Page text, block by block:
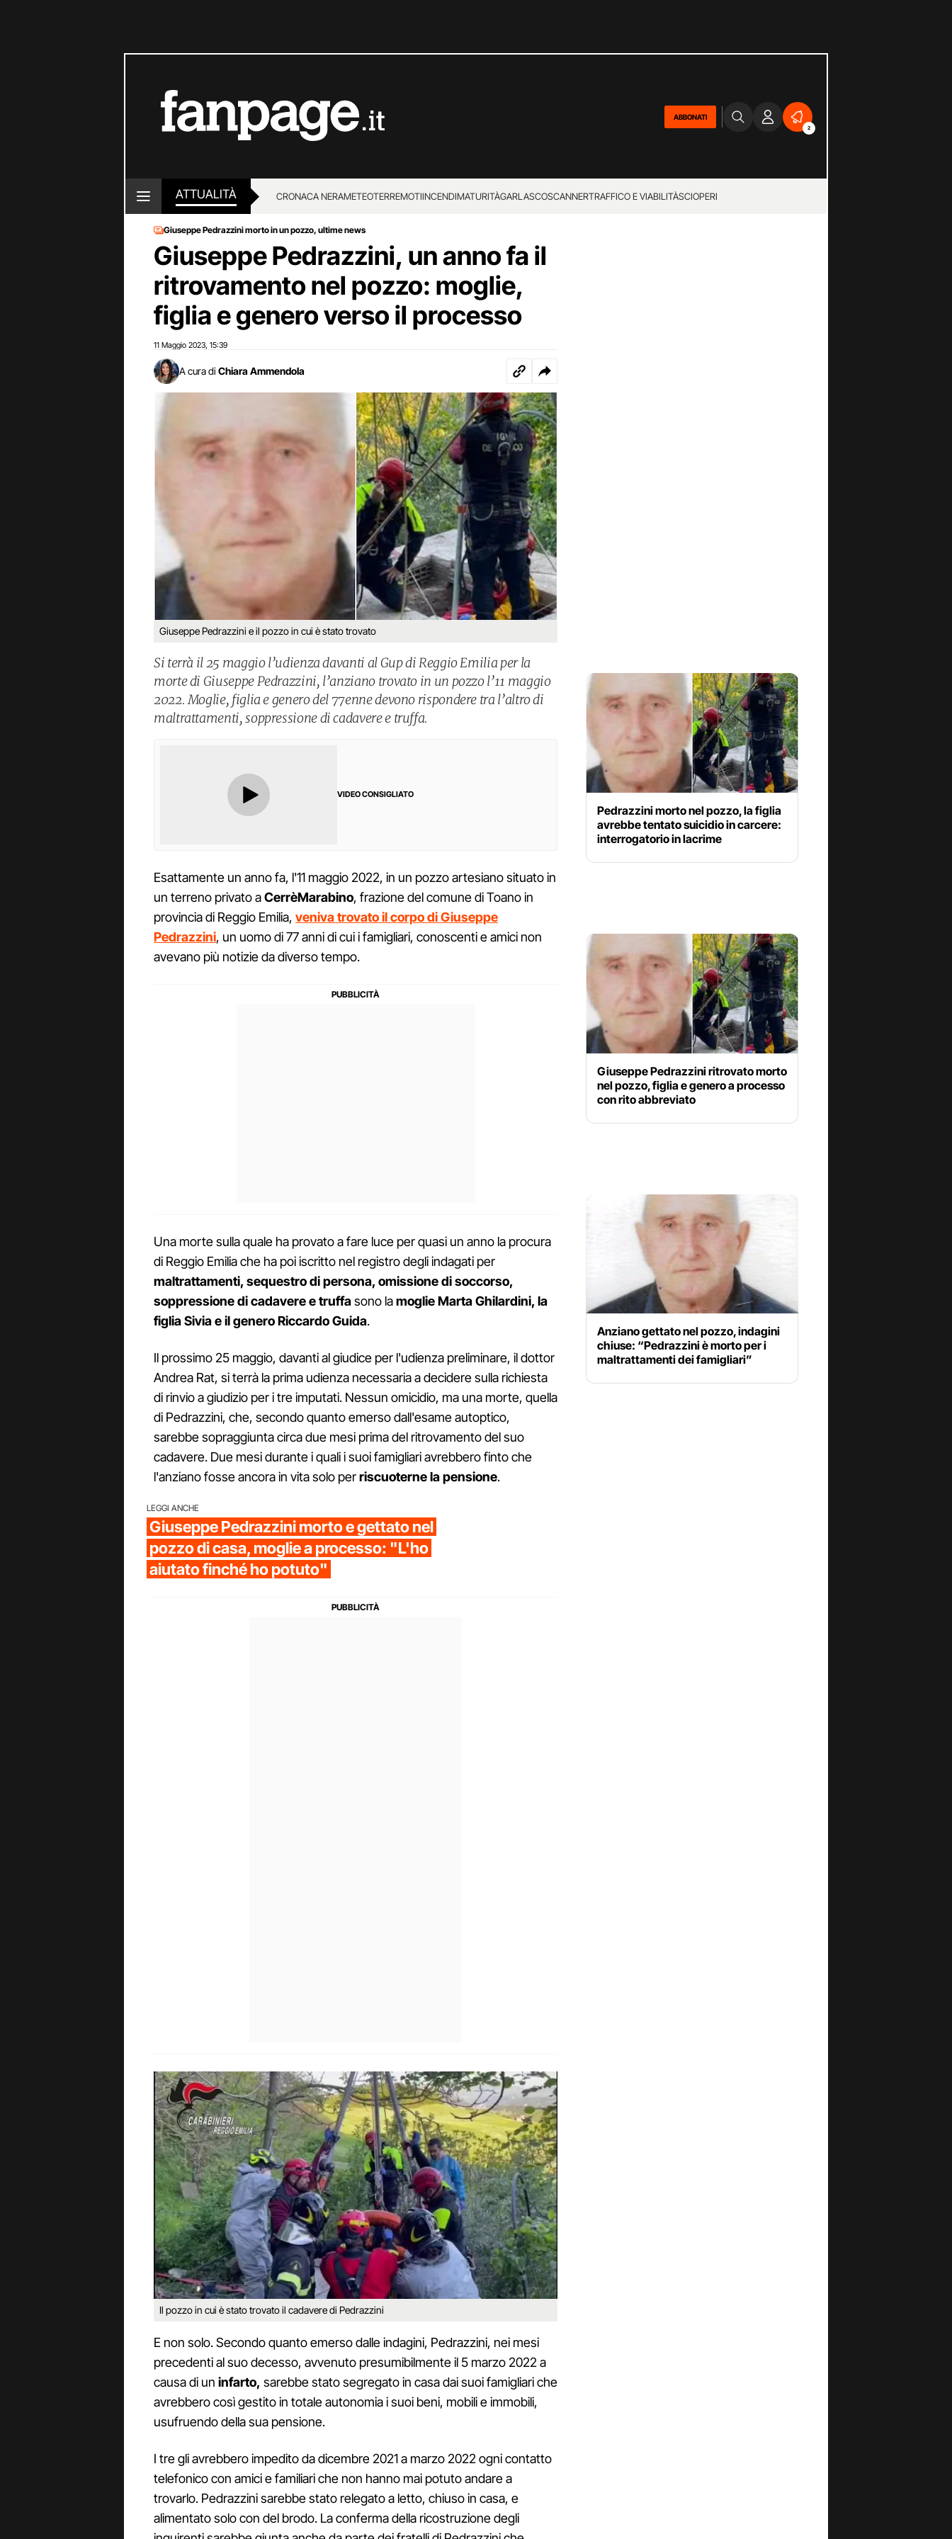
ABBONATI
2
ATTUALITÀ CRONACA NERAMETEOTERREMOTIINCENDIMATURITÀGARLASCOSCANNERTRAFFICO E VIABILITÀSCIOPERI
LOTTO E SUPERENALOTTO
Giuseppe Pedrazzini morto in un pozzo, ultime news
Giuseppe Pedrazzini, un anno fa il
ritrovamento nel pozzo: moglie,
figlia e genero verso il processo
11 Maggio 2023 15:39
A cura di Chiara Ammendola
Giuseppe Pedrazzini e il pozzo in cui è stato trovato
Si terrà il 25 maggio l’udienza davanti al Gup di Reggio Emilia per la
morte di Giuseppe Pedrazzini, l’anziano trovato in un pozzo l’11 maggio
2022. Moglie, figlia e genero del 77enne devono rispondere tra l’altro di
maltrattamenti, soppressione di cadavere e truffa.
VIDEO CONSIGLIATO
Esattamente un anno fa, l'11 maggio 2022, in un pozzo artesiano situato in
un terreno privato aCerrèMarabino, frazione del comune di Toano in
provincia di Reggio Emilia, veniva trovato il corpo di Giuseppe
Pedrazzini, un uomo di 77 anni di cui i famigliari, conoscenti e amici non
avevano più notizie da diverso tempo.
Una morte sulla quale ha provato a fare luce per quasi un anno la procura
di Reggio Emilia che ha poi iscritto nel registro degli indagati per
maltrattamenti, sequestro di persona, omissione di soccorso,
soppressione di cadavere e truffasono lamoglie Marta Ghilardini, la
figlia Sivia e il genero Riccardo Guida.
Il prossimo 25 maggio, davanti al giudice per l'udienza preliminare, il dottor
Andrea Rat, si terrà la prima udienza necessaria a decidere sulla richiesta
di rinvio a giudizio per i tre imputati. Nessun omicidio, ma una morte, quella
di Pedrazzini, che, secondo quanto emerso dall'esame autoptico,
sarebbe sopraggiunta circa due mesi prima del ritrovamento del suo
cadavere. Due mesi durante i quali i suoi famigliari avrebbero finto che
l'anziano fosse ancora in vita solo perriscuoterne la pensione.
LEGGI ANCHE
Giuseppe Pedrazzini morto e gettato nel
pozzo di casa, moglie a processo: "L'ho
aiutato finché ho potuto"
Il pozzo in cui è stato trovato il cadavere di Pedrazzini
E non solo. Secondo quanto emerso dalle indagini, Pedrazzini, nei mesi
precedenti al suo decesso, avvenuto presumibilmente il 5 marzo 2022 a
causa di un infarto, sarebbe stato segregato in casa dai suoi famigliari che
avrebbero così gestito in totale autonomia i suoi beni, mobili e immobili,
usufruendo della sua pensione.
I tre gli avrebbero impedito da dicembre 2021 a marzo 2022 ogni contatto
telefonico con amici e familiari che non hanno mai potuto andare a
trovarlo. Pedrazzini sarebbe stato relegato a letto, chiuso in casa, e
alimentato solo con del brodo. La conferma della ricostruzione degli
Pedrazzini morto nel pozzo, la figlia
avrebbe tentato suicidio in carcere:
interrogatorio in lacrime
Giuseppe Pedrazzini ritrovato morto
nel pozzo, figlia e genero a processo
con rito abbreviato
Anziano gettato nel pozzo, indagini
chiuse: “Pedrazzini è morto per i
maltrattamenti dei famigliari”